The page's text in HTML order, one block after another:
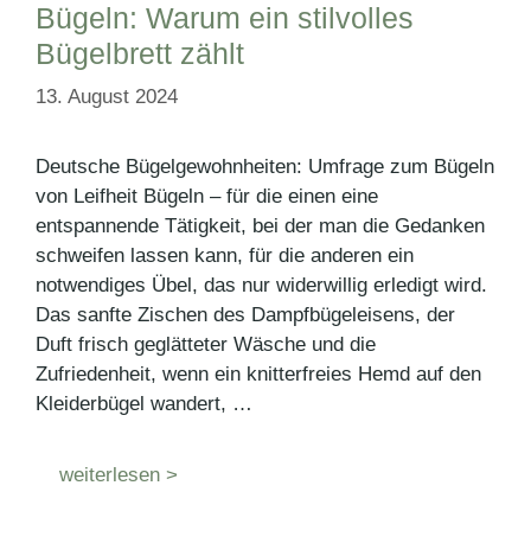
Bügeln: Warum ein stilvolles
Bügelbrett zählt
13. August 2024
Deutsche Bügelgewohnheiten: Umfrage zum Bügeln
von Leifheit Bügeln – für die einen eine
entspannende Tätigkeit, bei der man die Gedanken
schweifen lassen kann, für die anderen ein
notwendiges Übel, das nur widerwillig erledigt wird.
Das sanfte Zischen des Dampfbügeleisens, der
Duft frisch geglätteter Wäsche und die
Zufriedenheit, wenn ein knitterfreies Hemd auf den
Kleiderbügel wandert, …
weiterlesen >